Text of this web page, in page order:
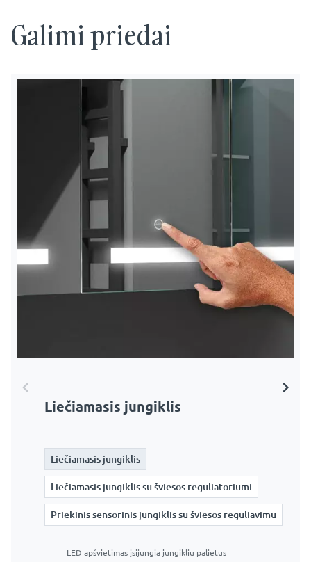
Galimi priedai
Liečiamasis jungiklis
Liečiamasis jungiklis
Liečiamasis jungiklis su šviesos reguliatoriumi
Priekinis sensorinis jungiklis su šviesos reguliavimu
LED apšvietimas įsijungia jungikliu palietus
Liečiamasis jungiklis su šviesos
Liečiamasis jungiklis
Liečiamasis jungiklis su šviesos reguliatoriumi
Priekinis sensorinis jungiklis su
Liečiamasis jungiklis
Liečiamasis jungiklis su šviesos reguliatoriumi